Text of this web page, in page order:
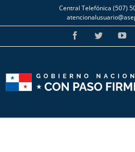
Skip
to
Central Telefónica (507)
FacebookTwitter